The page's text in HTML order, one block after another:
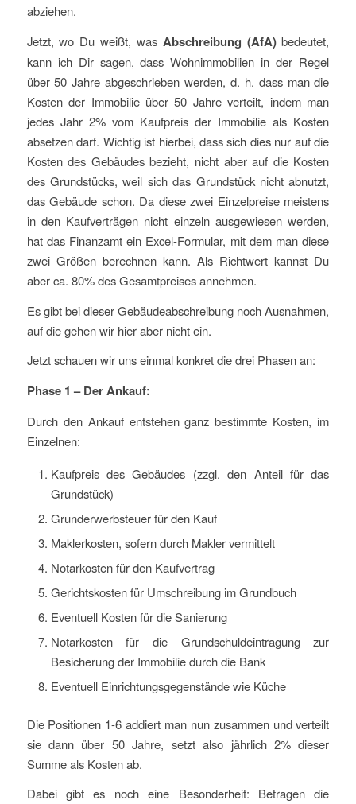
abziehen.
Jetzt, wo Du weißt, was Abschreibung (AfA)bedeutet,
kann ich Dir sagen, dass Wohnimmobilien in der Regel
über 50 Jahre abgeschrieben werden, d. h. dass man die
Kosten der Immobilie über 50 Jahre verteilt, indem man
jedes Jahr 2% vom Kaufpreis der Immobilie als Kosten
absetzen darf. Wichtig ist hierbei, dass sich dies nur auf die
Kosten des Gebäudes bezieht, nicht aber auf die Kosten
des Grundstücks, weil sich das Grundstück nicht abnutzt,
das Gebäude schon. Da diese zwei Einzelpreise meistens
in den Kaufverträgen nicht einzeln ausgewiesen werden,
hat das Finanzamt ein Excel-Formular, mit dem man diese
zwei Größen berechnen kann. Als Richtwert kannst Du
aber ca. 80% des Gesamtpreises annehmen.
Es gibt bei dieser Gebäudeabschreibung noch Ausnahmen,
auf die gehen wir hier aber nicht ein.
Jetzt schauen wir uns einmal konkret die drei Phasen an:
Phase 1 – Der Ankauf:
Durch den Ankauf entstehen ganz bestimmte Kosten, im
Einzelnen:
Kaufpreis des Gebäudes (zzgl. den Anteil für das
Grundstück)
Grunderwerbsteuer für den Kauf
Maklerkosten, sofern durch Makler vermittelt
Notarkosten für den Kaufvertrag
Gerichtskosten für Umschreibung im Grundbuch
Eventuell Kosten für die Sanierung
Notarkosten für die Grundschuldeintragung zur
Besicherung der Immobilie durch die Bank
Eventuell Einrichtungsgegenstände wie Küche
Die Positionen 1-6 addiert man nun zusammen und verteilt
sie dann über 50 Jahre, setzt also jährlich 2% dieser
Summe als Kosten ab.
Dabei gibt es noch eine Besonderheit: Betragen die